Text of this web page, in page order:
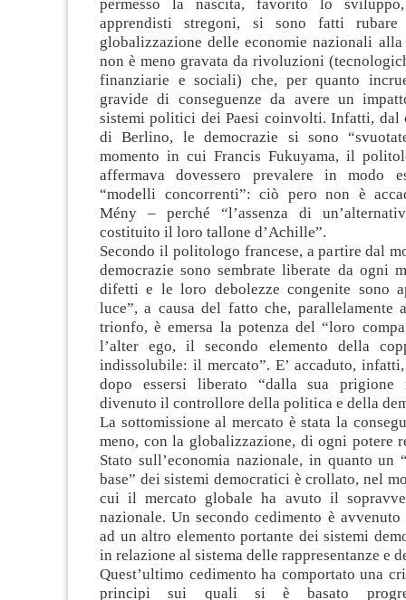
permesso la nascita, favorito lo
apprendisti stregoni, si sono fatti
globalizzazione delle economie nazionali
non è meno gravata da rivoluzioni
finanziarie e sociali) che, per quanto
gravide di conseguenze da avere un
sistemi politici dei Paesi coinvolti. Infatti,
di Berlino, le democrazie si sono
momento in cui Francis Fukuyama, il
affermava dovessero prevalere in modo
“modelli concorrenti”: ciò pero non è
Mény – perché “l’assenza di
costituito il loro tallone d’Achille”.
Secondo il politologo francese, a partire dal
democrazie sono sembrate liberate da ogni
difetti e le loro debolezze congenite sono
luce”, a causa del fatto che, parallelamente
trionfo, è emersa la potenza del “loro
l’alter ego, il secondo elemento della
indissolubile: il mercato”. E’ accaduto,
dopo essersi liberato “dalla sua prigione
divenuto il controllore della politica e della
La sottomissione al mercato è stata la
meno, con la globalizzazione, di ogni potere
Stato sull’economia nazionale, in quanto un
base” dei sistemi democratici è crollato, nel
cui il mercato globale ha avuto il
nazionale. Un secondo cedimento è
ad un altro elemento portante dei sistemi
in relazione al sistema delle rappresentanze e
Quest’ultimo cedimento ha comportato una
principi sui quali si è basato